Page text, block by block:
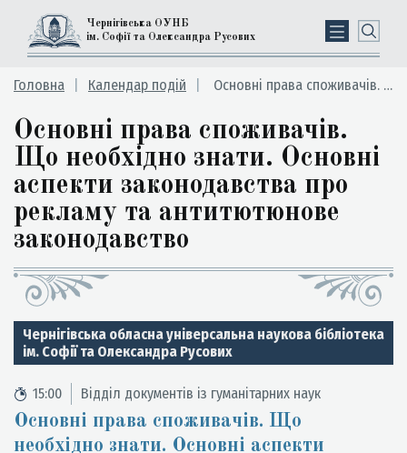
Чернігівська ОУНБ
ім. Софії та Олександра Русових
Головна Календар подій Основні права споживачів. Що необхідно знати. Основні аспекти законодавства про рекламу та антитютюнове законодавство
Основні права споживачів.
Що необхідно знати. Основні
аспекти законодавства про
рекламу та антитютюнове
законодавство
Чернігівська обласна універсальна наукова бібліотека
ім. Софії та Олександра Русових
15:00 Відділ документів із гуманітарних наук
Основні права споживачів. Що
необхідно знати. Основні аспекти